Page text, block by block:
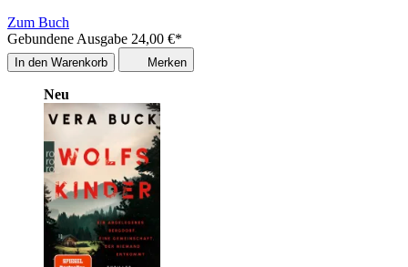
Zum Buch
Gebundene Ausgabe 24,00 €*
In den Warenkorb Merken
Neu